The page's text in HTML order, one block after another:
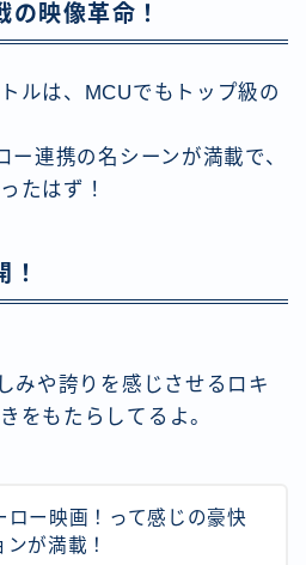
の映像革命！
ルは、MCUでもトップ級の
連携の名シーンが満載で、
たはず！
！
みや誇りを感じさせるロキ
をもたらしてるよ。
ロー映画！って感じの豪快
が満載！